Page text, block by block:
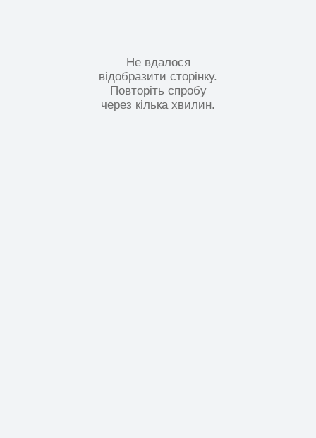
Не вдалося
відобразити сторінку.
Повторіть спробу
через кілька хвилин.